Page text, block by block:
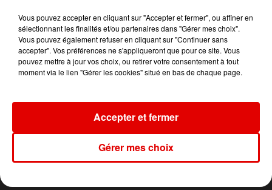
Vous pouvez accepter en cliquant sur "Accepter et fermer", ou affiner en
sélectionnant les finalités et/ou partenaires dans "Gérer mes choix".
Vous pouvez également refuser en cliquant sur "Continuer sans
accepter". Vos préférences ne s'appliqueront que pour ce site. Vous
pouvez mettre à jour vos choix, ou retirer votre consentement à tout
moment via le lien "Gérer les cookies" situé en bas de chaque page.
Gérer mes choix
Accepter et fermer